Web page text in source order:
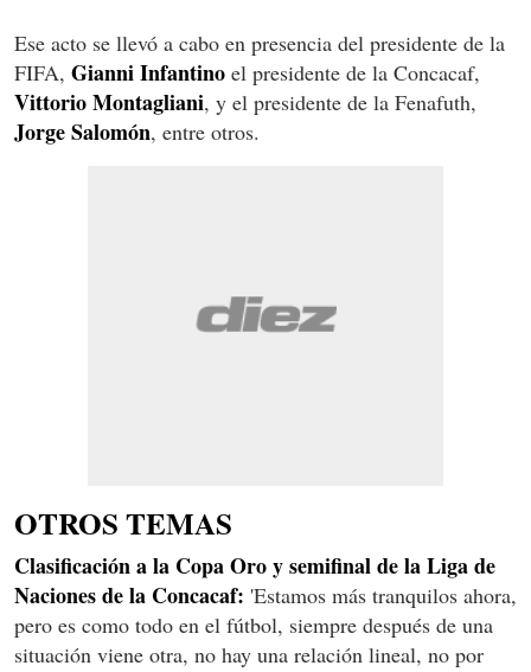
Ese acto se llevó a cabo en presencia del presidente de la
FIFA, Gianni Infantino el presidente de la Concacaf,
Vittorio Montagliani, y el presidente de la Fenafuth,
Jorge Salomón, entre otros.
OTROS TEMAS
Clasificación a la Copa Oro y semifinal de la Liga de
Naciones de la Concacaf: 'Estamos más tranquilos ahora,
pero es como todo en el fútbol, siempre después de una
situación viene otra, no hay una relación lineal, no por